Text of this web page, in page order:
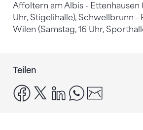
Affoltern am Albis - Ettenhausen
Uhr, Stigelihalle), Schwellbrunn -
Wilen (Samstag, 16 Uhr,
Teilen
facebook
x linkedinwhatsapp